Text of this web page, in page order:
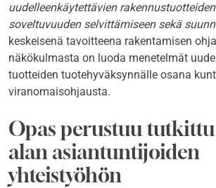
uudelleenkäytettävien
soveltuvuuden selvittämiseen sekä
keskeisenä tavoitteena rakentamisen
näkökulmasta on luoda menetelmät
tuotteiden tuotehyväksynnälle osana
viranomaisohjausta.
Opas perustuu
alan asiantuntijoiden
yhteistyöhön